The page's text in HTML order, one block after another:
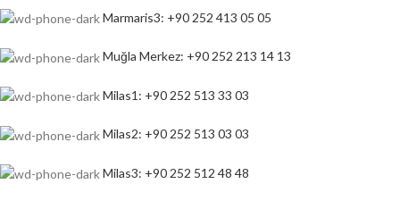
Marmaris3: +90 252 413 05 05
Muğla Merkez: +90 252 213 14 13
Milas1: +90 252 513 33 03
Milas2: +90 252 513 03 03
Milas3: +90 252 512 48 48